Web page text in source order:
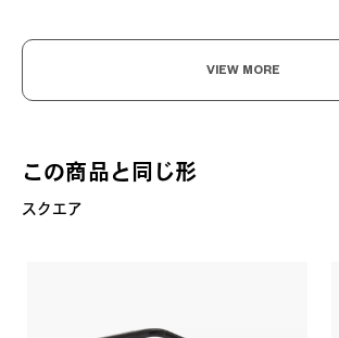
VIEW MORE
この商品と同じ形
スクエア